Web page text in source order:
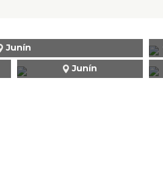
Junín
Junín